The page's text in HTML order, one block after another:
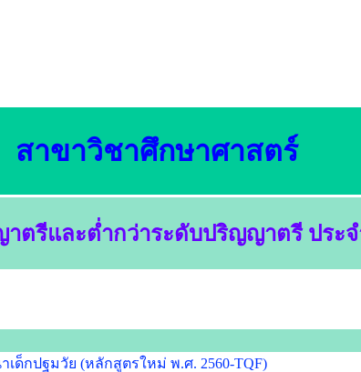
สาขาวิชาศึกษาศาสตร์
าตรีและต่ำกว่าระดับปริญญาตรี ประ
กปฐมวัย (หลักสูตรใหม่ พ.ศ. 2560-TQF)